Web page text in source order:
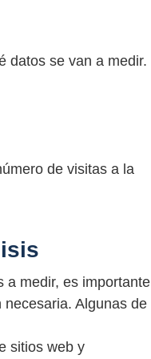
datos se van a medir.
de visitas a la
a medir, es importante
Algunas de
sitios web y